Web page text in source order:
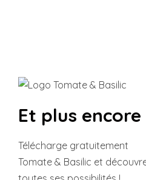
Et plus encore
Télécharge gratuitement
Tomate & Basilic et